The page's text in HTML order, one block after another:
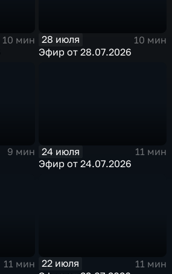
10 мин
28 июля
10 мин
Эфир от 28.07.2026
9 мин
24 июля
11 мин
Эфир от 24.07.2026
11 мин
22 июля
11 мин